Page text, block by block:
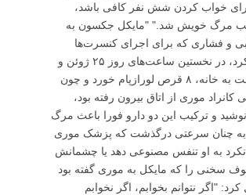
خواب کردن شش نفر کافی باشد،
مرگ خویش شد." "مایکل جکسون به
و فشاری که برای اجرای کنسرت‌ها
احساس می‌کرد، در نخستین ساعت‌های روز ۲۵ ژوئن و
پس از بازگشت به خانه، ۸ قرص لورازپام خورد و چون
کانراد موری از اتاق بیرون رفته بود،
و ترکیب این دو دارو فورا باعث مرگ
چنان سرعتی درگذشت که پزشک موری
به او تنفس مصنوعی دهد یا چشمانش
سخنی را که مایکل به موری گفته بود
کرد: "اگر نتوانم بخوابم، اگر نخوابم